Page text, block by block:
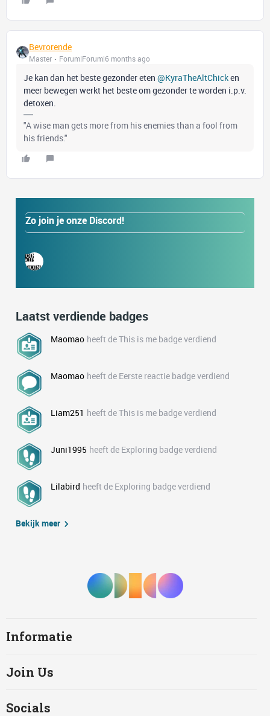
Bevrorende
Master Forum|Forum|6 months ago
Je kan dan het beste gezonder eten ​ @KyraTheAltChicken
meer bewegen werkt het beste om gezonder te worden i.p.v.
detoxen.
"A wise man gets more from his enemies than a fool from
his friends."
Zo join je onze Discord!
Laatst verdiende badges
Maomao heeft de This is me badge verdiend
Maomao heeft de Eerste reactie badge verdiend
Liam251 heeft de This is me badge verdiend
Juni1995 heeft de Exploring badge verdiend
Lilabird heeft de Exploring badge verdiend
Bekijk meer
Informatie
Join Us
Socials